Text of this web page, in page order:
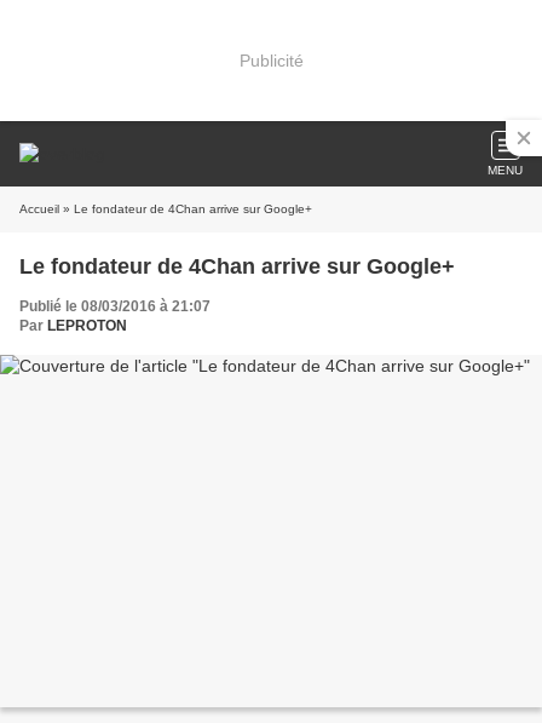
Publicité
MENU
Accueil » Le fondateur de 4Chan arrive sur Google+
Le fondateur de 4Chan arrive sur Google+
Publié le 08/03/2016 à 21:07
Par LEPROTON